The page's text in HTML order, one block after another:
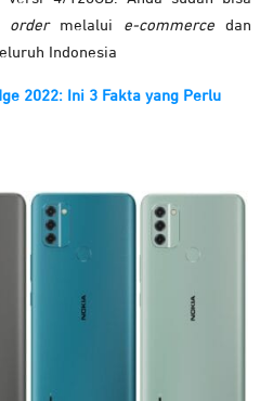
ordermelalui e-commercedan
Indonesia
2022: Ini 3 Fakta yang Perlu